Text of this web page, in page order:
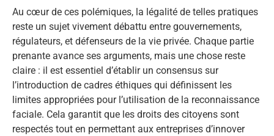
Au cœur de ces polémiques, la légalité de telles pratiques
reste un sujet vivement débattu entre gouvernements,
régulateurs, et défenseurs de la vie privée. Chaque partie
prenante avance ses arguments, mais une chose reste
claire : il est essentiel d’établir un consensus sur
l’introduction de cadres éthiques qui définissent les
limites appropriées pour l’utilisation de la reconnaissance
faciale. Cela garantit que les droits des citoyens sont
respectés tout en permettant aux entreprises d’innover